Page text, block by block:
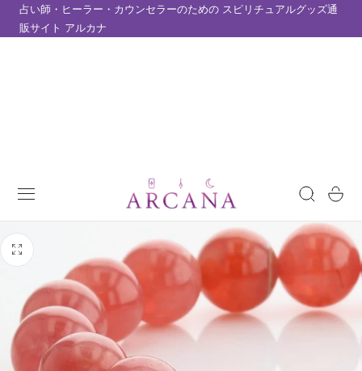
ツにスキップ
占い師・ヒーラー・カウンセラーのための スピリチュアルグッズ通
販サイト アルカナ
ー